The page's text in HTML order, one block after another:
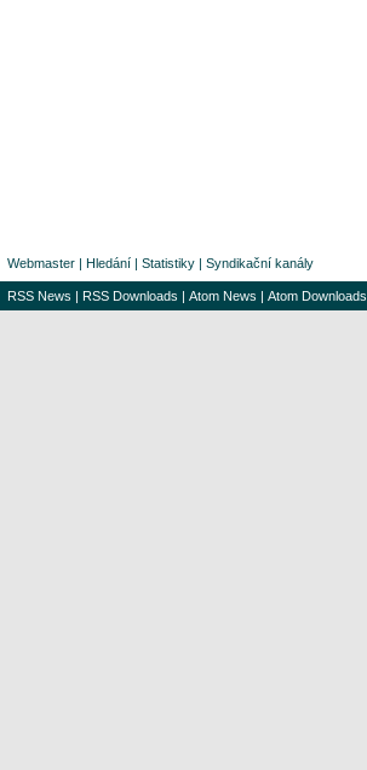
Webmaster | Hledání | Statistiky | Syndikační kanály
RSS News | RSS Downloads | Atom News | Atom Downloads